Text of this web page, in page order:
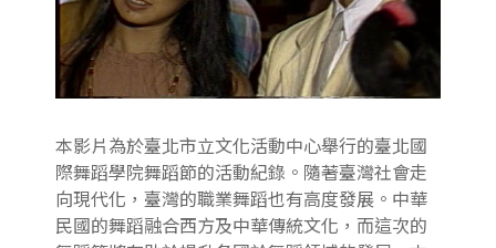
本影片為於臺北市立文化活動中心舉行的臺北國
際舞蹈學院舞蹈節的活動紀錄。隨著臺灣社會走
向現代化，臺灣的職業舞蹈也有高度發展。中華
民國的舞蹈融合西方及中華傳統文化，而這次的